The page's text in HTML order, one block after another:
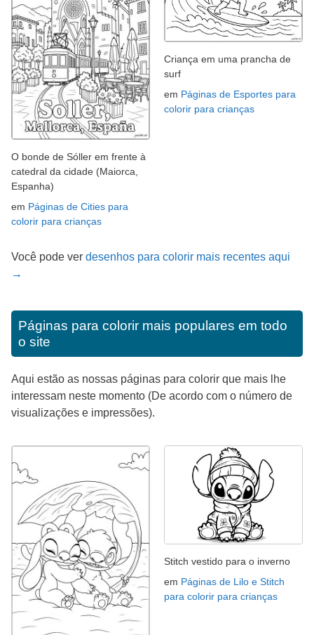
O bonde de Sóller em frente à
catedral da cidade (Maiorca,
Espanha)
em Páginas de Cities para
colorir para crianças
Criança em uma prancha de
surf
em Páginas de Esportes para
colorir para crianças
Você pode ver desenhos para colorir mais recentes aqui
→
Páginas para colorir mais populares em todo
o site
Aqui estão as nossas páginas para colorir que mais lhe
interessam neste momento (De acordo com o número de
visualizações e impressões).
Stitch vestido para o inverno
em Páginas de Lilo e Stitch
para colorir para crianças